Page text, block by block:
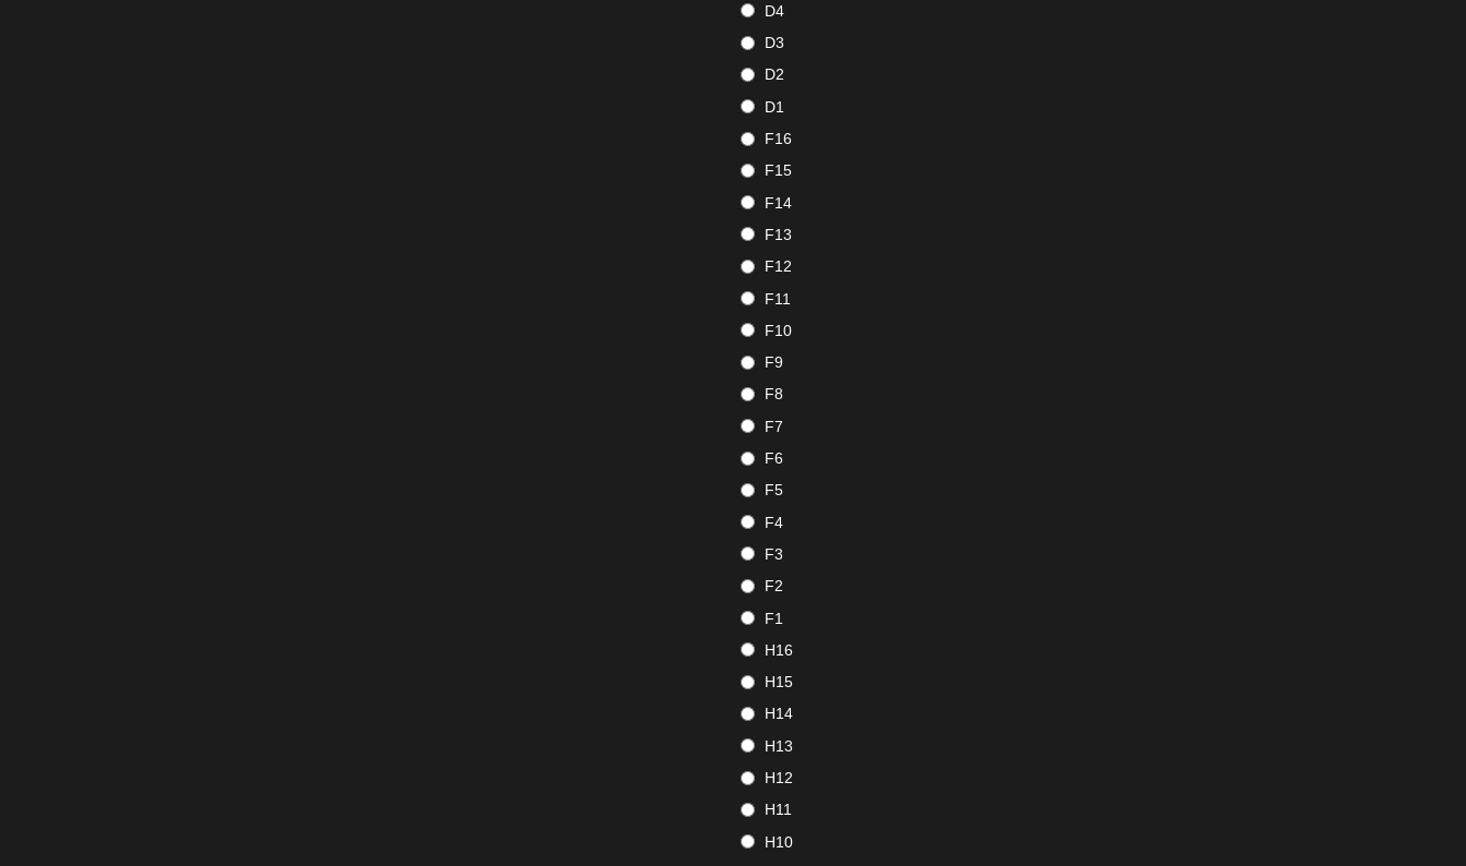
D4
D3
D2
D1
F16
F15
F14
F13
F12
F11
F10
F9
F8
F7
F6
F5
F4
F3
F2
F1
H16
H15
H14
H13
H12
H11
H10